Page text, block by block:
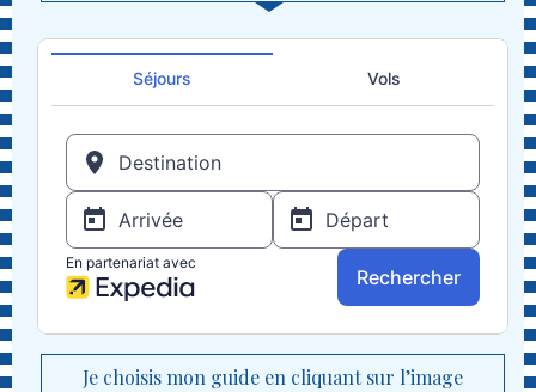
Je choisis mon guide en cliquant sur l’image